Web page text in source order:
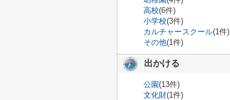
高校(6件)
小学校(3件)
カルチャースクール(1件)
その他(1件)
出かける
公園(13件)
文化財(1件)